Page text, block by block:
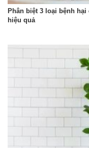
Phân biệt 3 loại bệnh
hiệu quả